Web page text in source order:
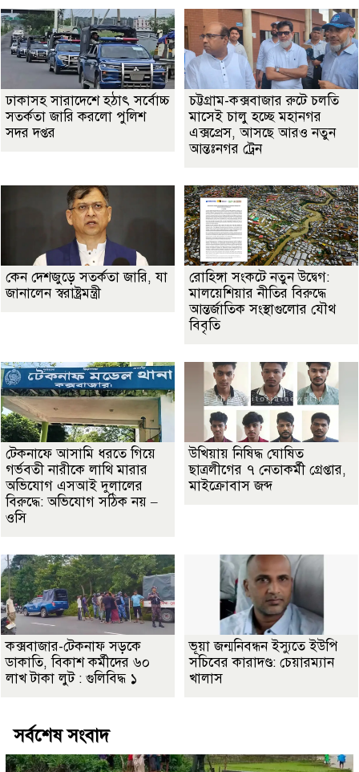
ঢাকাসহ সারাদেশে হঠাৎ সর্বোচ্চ
সতর্কতা জা‌রি করলো পুলিশ
সদর দপ্তর
চট্টগ্রাম-কক্সবাজার রুটে চলতি
মাসেই চালু হচ্ছে মহানগর
এক্সপ্রেস, আসছে আরও নতুন
আন্তঃনগর ট্রেন
কেন দেশজুড়ে সতর্কতা জারি, যা
জানালেন স্বরাষ্ট্রমন্ত্রী
রোহিঙ্গা সংকটে নতুন উদ্বেগ:
মালয়েশিয়ার নীতির বিরুদ্ধে
আন্তর্জাতিক সংস্থাগুলোর যৌথ
বিবৃতি
টেকনাফে আসামি ধরতে গিয়ে
গর্ভবতী নারীকে লাথি মারার
অভিযোগ এসআই দুলালের
বিরুদ্ধে: অভিযোগ সঠিক নয় –
ওসি
উখিয়ায় নিষিদ্ধ ঘোষিত
ছাত্রলীগের ৭ নেতাকর্মী গ্রেপ্তার,
মাইক্রোবাস জব্দ
কক্সবাজার-টেকনাফ সড়কে
ডাকাতি, বিকাশ কর্মীদের ৬০
লাখ টাকা লুট : গুলিবিদ্ধ ১
ভূয়া জন্মনিবন্ধন ইস্যুতে ইউপি
সচিবের কারাদণ্ড: চেয়ারম্যান
খালাস
সর্বশেষ সংবাদ